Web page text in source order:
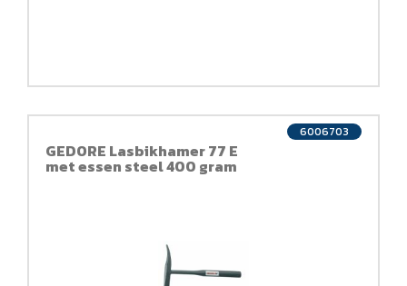
GEDORE Lasbikhamer 77 E
met essen steel 400 gram
6006703